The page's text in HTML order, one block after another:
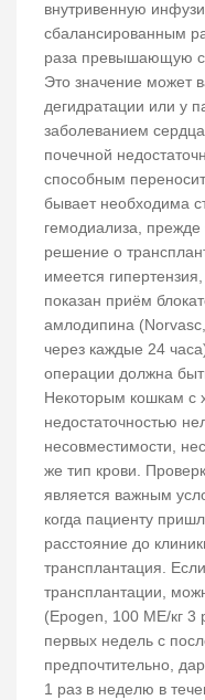
внутривенную
сбалансированным
раза превышающую
Это значение может
дегидратации или у
заболеванием
почечной
способным
бывает необходима
гемодиализа,
решение о
имеется
показан приём
амлодипина
через каждые 24
операции должна
Некоторым кошкам с
недостаточностью
несовместимости,
же тип крови.
является важным
когда пациенту
расстояние до
трансплантация.
трансплантации,
(Epogen, 100 МЕ/кг 3
первых недель с
предпочтительно,
1 раз в неделю в